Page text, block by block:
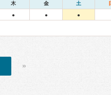
木 金 土
● ● ●
»